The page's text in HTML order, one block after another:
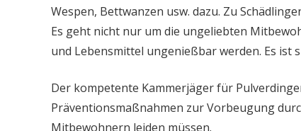
Wespen, Bettwanzen usw. dazu. Zu
Es geht nicht nur um die ungeliebten
und Lebensmittel ungenießbar werden. Es ist
Der kompetente Kammerjäger für
Präventionsmaßnahmen zur Vorbeugung
Mitbewohnern leiden müssen.